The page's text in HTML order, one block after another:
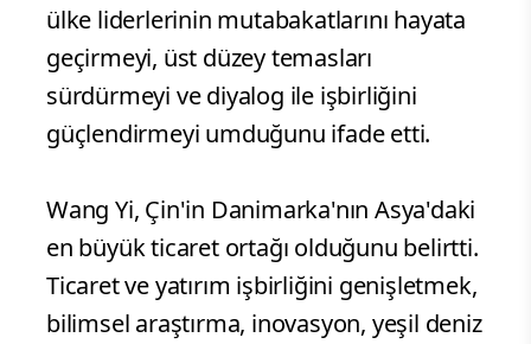
ülke liderlerinin mutabakatlarını hayata
geçirmeyi, üst düzey temasları
sürdürmeyi ve diyalog ile işbirliğini
güçlendirmeyi umduğunu ifade etti.
Wang Yi, Çin'in Danimarka'nın Asya'daki
en büyük ticaret ortağı olduğunu belirtti.
Ticaret ve yatırım işbirliğini genişletmek,
bilimsel araştırma, inovasyon, yeşil deniz